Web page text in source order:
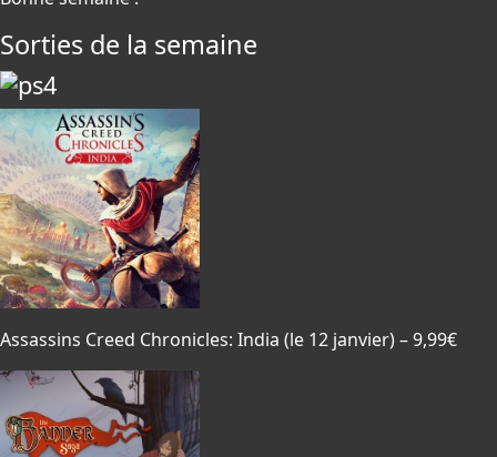
Sorties de la semaine
Assassins Creed Chronicles: India (le 12 janvier) – 9,99€